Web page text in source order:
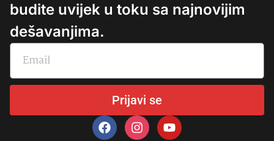
budite uvijek u toku sa najnovijim
dešavanjima.
Prijavi se